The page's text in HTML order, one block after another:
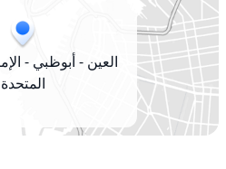
العين - أبوظبي -
المتحدة